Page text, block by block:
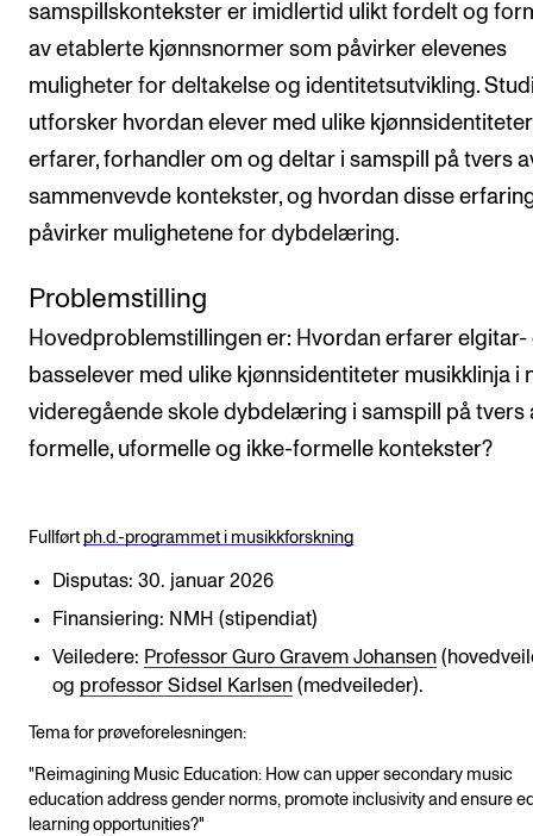
samspillskontekster er imidlertid ulikt fordelt og
av etablerte kjønnsnormer som påvirker elevenes
muligheter for deltakelse og identitetsutvikling.
utforsker hvordan elever med ulike kjønnsidentiteter
erfarer, forhandler om og deltar i samspill på tvers
sammenvevde kontekster, og hvordan disse
påvirker mulighetene for dybdelæring.
Problemstilling
Hovedproblemstillingen er: Hvordan erfarer elgitar-
basselever med ulike kjønnsidentiteter musikklinja i
videregående skole dybdelæring i samspill på tvers
formelle, uformelle og ikke-formelle kontekster?
Fullført ph.d.-programmet i musikkforskning
Disputas: 30. januar 2026
Finansiering: NMH (stipendiat)
Veiledere: Professor Guro Gravem Johansen
og professor Sidsel Karlsen(medveileder).
Tema for prøveforelesningen:
"Reimagining Music Education: How can upper secondary music
education address gender norms, promote inclusivity and ensure
learning opportunities?"